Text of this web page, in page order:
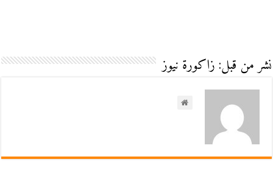
نشر من قبل: زاكورة نيوز